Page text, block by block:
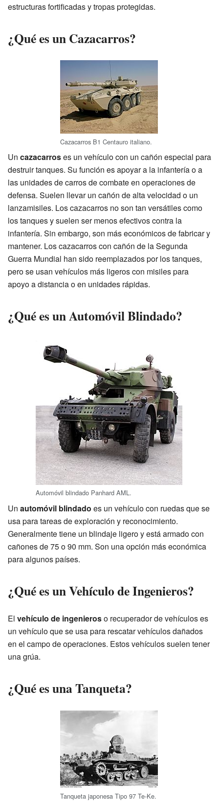
estructuras fortificadas y tropas protegidas.
¿Qué es un Cazacarros?
Cazacarros B1 Centauro italiano.
Un cazacarroses un vehículo con un cañón especial para
destruir tanques. Su función es apoyar a la infantería o a
las unidades de carros de combate en operaciones de
defensa. Suelen llevar un cañón de alta velocidad o un
lanzamisiles. Los cazacarros no son tan versátiles como
los tanques y suelen ser menos efectivos contra la
infantería. Sin embargo, son más económicos de fabricar y
mantener. Los cazacarros con cañón de la Segunda
Guerra Mundial han sido reemplazados por los tanques,
pero se usan vehículos más ligeros con misiles para
apoyo a distancia o en unidades rápidas.
¿Qué es un Automóvil Blindado?
Automóvil blindado Panhard AML.
Un automóvil blindado es un vehículo con ruedas que se
usa para tareas de exploración y reconocimiento.
Generalmente tiene un blindaje ligero y está armado con
cañones de 75 o 90 mm. Son una opción más económica
para algunos países.
¿Qué es un Vehículo de Ingenieros?
El vehículo de ingenieroso recuperador de vehículos es
un vehículo que se usa para rescatar vehículos dañados
en el campo de operaciones. Estos vehículos suelen tener
una grúa.
¿Qué es una Tanqueta?
Tanqueta japonesa Tipo 97 Te-Ke.